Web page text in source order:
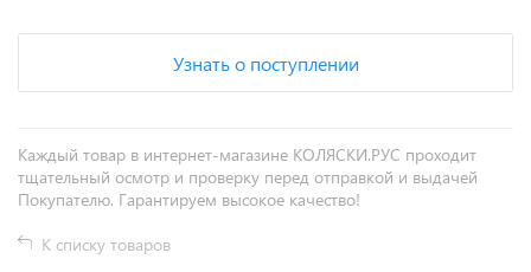
Узнать о поступлении
Каждый товар в интернет-магазине КОЛЯСКИ.РУС проходит
тщательный осмотр и проверку перед отправкой и выдачей
Покупателю. Гарантируем высокое качество!
К списку товаров